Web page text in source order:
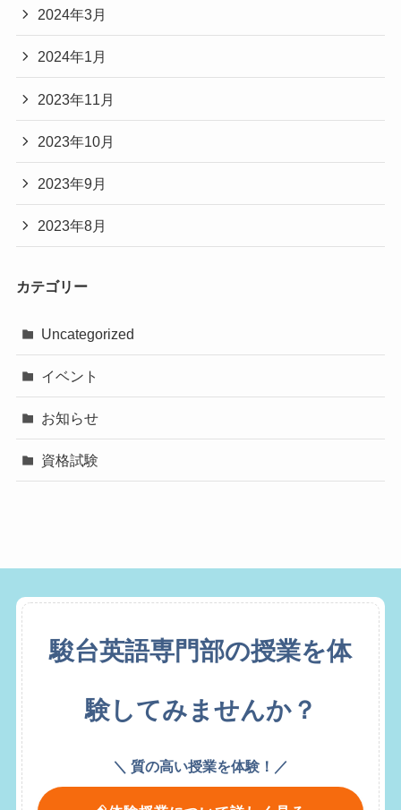
2024年3月
2024年1月
2023年11月
2023年10月
2023年9月
2023年8月
カテゴリー
Uncategorized
イベント
お知らせ
資格試験
駿台英語専門部の授業を体
験してみませんか？
＼ 質の高い授業を体験！／